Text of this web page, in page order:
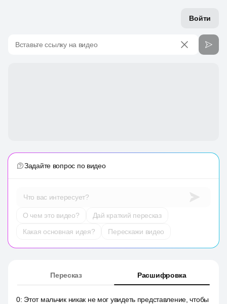
Войти
Вставьте ссылку на видео
Задайте вопрос по видео
Что вас интересует?
О чем это видео?
Дай краткий пересказ
Какая основная идея?
Перескажи видео
Пересказ Расшифровка
0: Этот мальчик никак не мог увидеть представление, чтобы